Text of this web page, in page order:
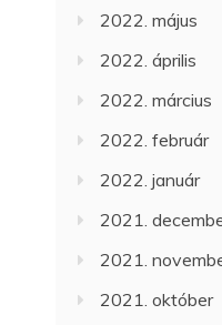
2022. május
2022. április
2022. március
2022. február
2022. január
2021.
2021.
2021. október